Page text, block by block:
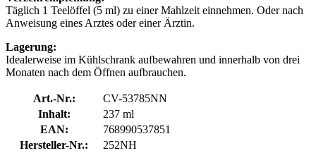
Täglich 1 Teelöffel (5 ml) zu einer Mahlzeit einnehmen. Oder nach
Anweisung eines Arztes oder einer Ärztin.
Lagerung:
Idealerweise im Kühlschrank aufbewahren und innerhalb von drei
Monaten nach dem Öffnen aufbrauchen.
Art.-Nr.:
CV-53785NN
Inhalt:
237 ml
EAN:
768990537851
Hersteller-Nr.:
252NH